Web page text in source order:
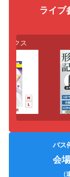
ライブ
クス
バス
会